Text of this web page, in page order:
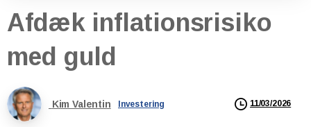
Afdæk inflationsrisiko
med guld
Kim Valentin Investering 11/03/2026